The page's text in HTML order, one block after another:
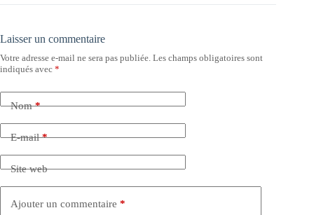
Laisser un commentaire
Votre adresse e-mail ne sera pas publiée. Les champs obligatoires sont
indiqués avec *
Nom*
E-mail*
Site web
Ajouter un commentaire *